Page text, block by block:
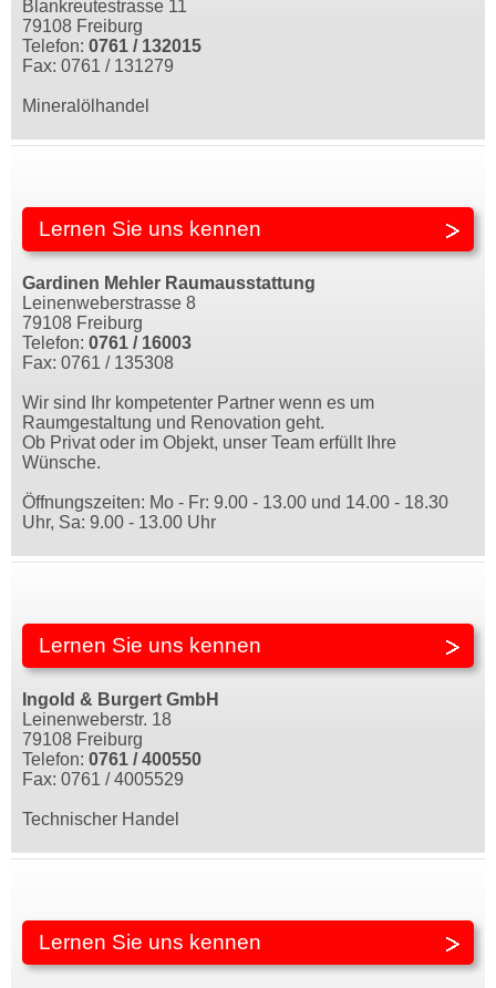
Blankreutestrasse 11
79108 Freiburg
Telefon: 0761 / 132015
Fax: 0761 / 131279
Mineralölhandel
Lernen Sie uns kennen
Gardinen Mehler Raumausstattung
Leinenweberstrasse 8
79108 Freiburg
Telefon: 0761 / 16003
Fax: 0761 / 135308
Wir sind Ihr kompetenter Partner wenn es um
Raumgestaltung und Renovation geht.
Ob Privat oder im Objekt, unser Team erfüllt Ihre
Wünsche.
Öffnungszeiten: Mo - Fr: 9.00 - 13.00 und 14.00 - 18.30
Uhr, Sa: 9.00 - 13.00 Uhr
Lernen Sie uns kennen
Ingold & Burgert GmbH
Leinenweberstr. 18
79108 Freiburg
Telefon: 0761 / 400550
Fax: 0761 / 4005529
Technischer Handel
Lernen Sie uns kennen